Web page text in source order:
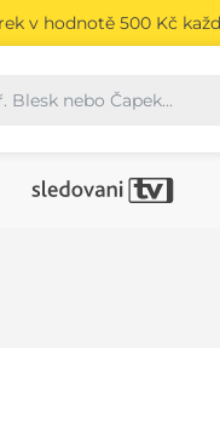
v hodnotě 500 Kč